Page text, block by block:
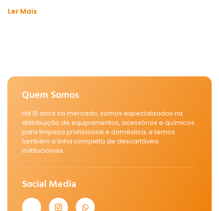
Ler Mais
Quem Somos
Há 15 anos no mercado, somos especializados na
distribuição de equipamentos, acessórios e químicos
para limpeza profissional e doméstica, e temos
também a linha completa de descartáveis
institucionais.
Social Media